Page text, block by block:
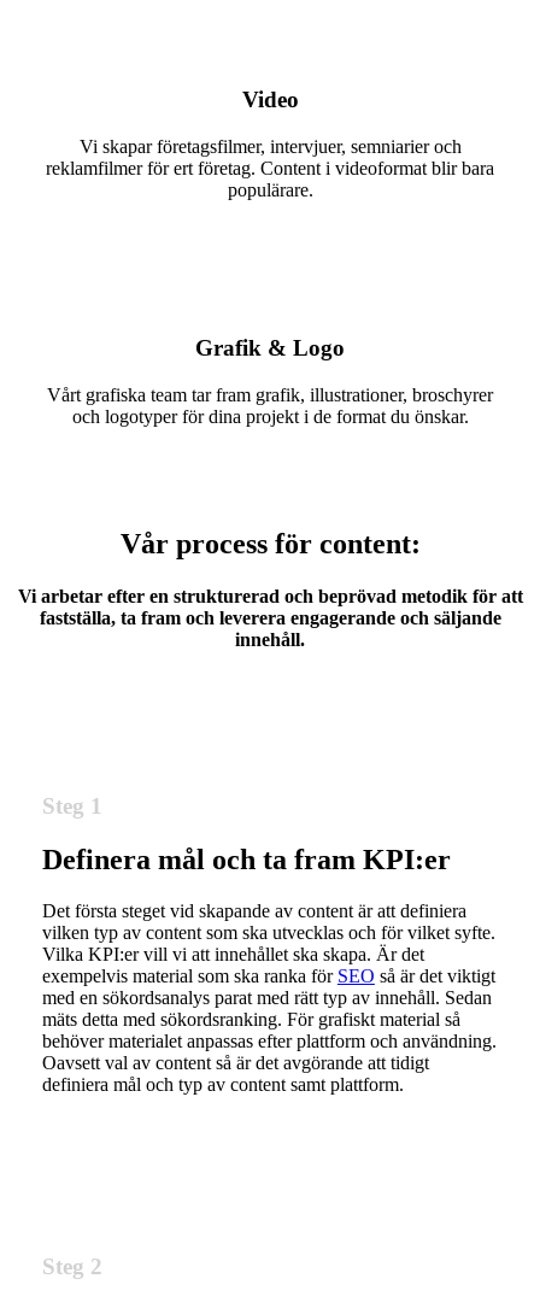
Video
Vi skapar företagsfilmer, intervjuer, semniarier och
reklamfilmer för ert företag. Content i videoformat blir bara
populärare.
Grafik & Logo
Vårt grafiska team tar fram grafik, illustrationer, broschyrer
och logotyper för dina projekt i de format du önskar.
Vår process för content:
Vi arbetar efter en strukturerad och beprövad metodik för att
fastställa, ta fram och leverera engagerande och säljande
innehåll.
Steg 1
Definera mål och ta fram KPI:er
Det första steget vid skapande av content är att definiera
vilken typ av content som ska utvecklas och för vilket syfte.
Vilka KPI:er vill vi att innehållet ska skapa. Är det
exempelvis material som ska ranka för SEO så är det viktigt
med en sökordsanalys parat med rätt typ av innehåll. Sedan
mäts detta med sökordsranking. För grafiskt material så
behöver materialet anpassas efter plattform och användning.
Oavsett val av content så är det avgörande att tidigt
definiera mål och typ av content samt plattform.
Steg 2